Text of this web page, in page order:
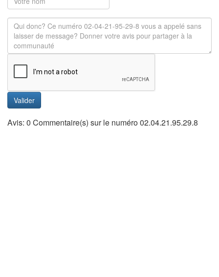
Valider
Avis: 0 Commentaire(s) sur le numéro 02.04.21.95.29.8